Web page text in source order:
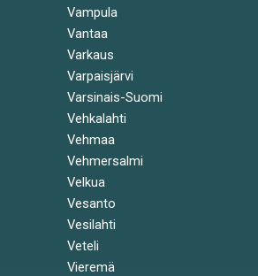
Vampula
Vantaa
Varkaus
Varpaisjärvi
Varsinais-Suomi
Vehkalahti
Vehmaa
Vehmersalmi
Velkua
Vesanto
Vesilahti
Veteli
Vieremä